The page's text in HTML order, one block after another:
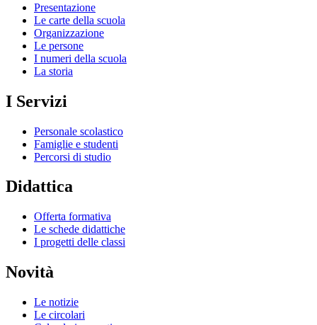
Presentazione
Le carte della scuola
Organizzazione
Le persone
I numeri della scuola
La storia
I Servizi
Personale scolastico
Famiglie e studenti
Percorsi di studio
Didattica
Offerta formativa
Le schede didattiche
I progetti delle classi
Novità
Le notizie
Le circolari